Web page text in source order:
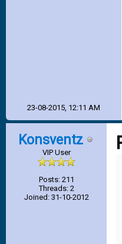
23-08-2015, 12:11 AM
Konsventz
VIP User
Posts: 211
Threads: 2
Joined: 31-10-2012